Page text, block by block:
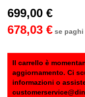
699,00 €
678,03 € se
Il carrello è
aggiornamento. Ci
informazioni o